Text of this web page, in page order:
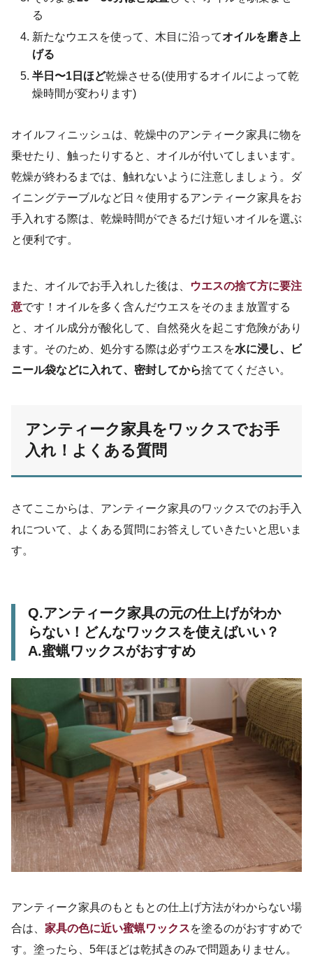
る
新たなウエスを使って、木目に沿ってオイルを磨き上
げる
半日〜1日ほど乾燥させる(使用するオイルによって乾
燥時間が変わります)
オイルフィニッシュは、乾燥中のアンティーク家具に物を
乗せたり、触ったりすると、オイルが付いてしまいます。
乾燥が終わるまでは、触れないように注意しましょう。ダ
イニングテーブルなど日々使用するアンティーク家具をお
手入れする際は、乾燥時間ができるだけ短いオイルを選ぶ
と便利です。
また、オイルでお手入れした後は、
ウエスの捨て方に要注
意です！オイルを多く含んだウエスをそのまま放置する
と、オイル成分が酸化して、自然発火を起こす危険があり
ます。そのため、処分する際は必ずウエスを水に浸し、ビ
ニール袋などに入れて、密封してから捨ててください。
アンティーク家具をワックスでお手
入れ！よくある質問
さてここからは、アンティーク家具のワックスでのお手入
れについて、よくある質問にお答えしていきたいと思いま
す。
Q.アンティーク家具の元の仕上げがわか
らない！どんなワックスを使えばいい？
A.蜜蝋ワックスがおすすめ
アンティーク家具のもともとの仕上げ方法がわからない場
合は、 家具の色に近い蜜蝋ワックスを塗るのがおすすめで
す。塗ったら、5年ほどは乾拭きのみで問題ありません。